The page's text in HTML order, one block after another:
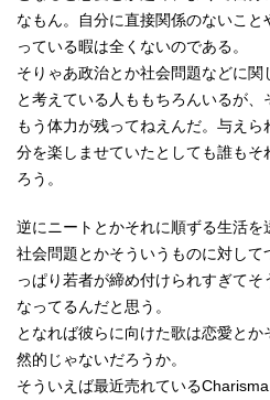
なもん。自分に直接関係のないこ
っている暇は全くないのである。
そりゃあ政治とか社会問題などに関
と考えている人ももちろんいるが、
もう体力が残ってねえんだ。与え
分を楽しませていたとしても誰も
ろう。
逆にニートとかそれに順ずる生活
社会問題とかそういうものに対し
っぱり若者が締め付けられすぎてそ
なってるんだと思う。
となれば彼らに向けた歌は恋愛と
然的じゃないだろうか。
そういえば最近売れている